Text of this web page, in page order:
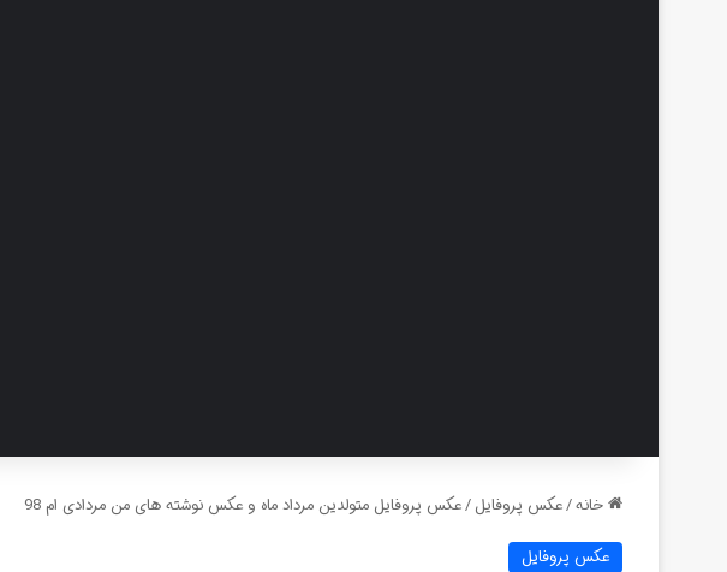
خانه/عکس پروفایل/عکس پروفایل متولدین مرداد ماه و عکس نوشته های من مردادی ام 98
عکس پروفایل